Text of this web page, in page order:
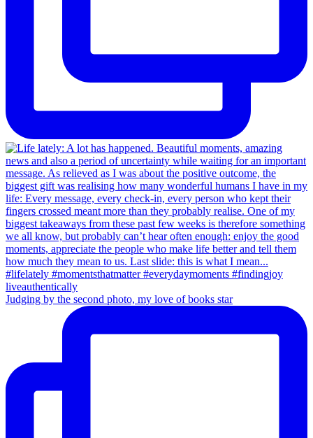
Judging by the second photo, my love of books star